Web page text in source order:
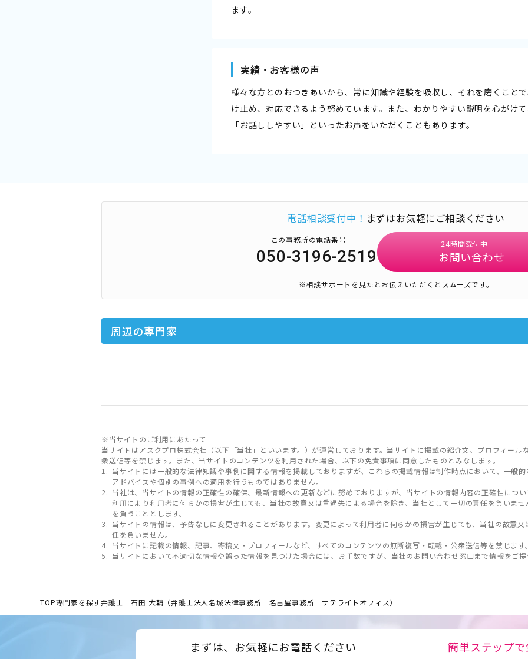
ます。
実績・お客様の声
様々な方とのおつきあいから、常に知識や経験を吸収し、それを磨くこと
け止め、対応できるよう努めています。また、わかりやすい説明を心がけ
「お話ししやすい」といったお声をいただくこともあります。
電話相談受付中！ まずはお気軽にご相談ください
この事務所の電話番号
050-3196-2519
24時間受付中
お問い合わせ
※相談サポートを見たとお伝えいただくとスムーズです。
周辺の専門家
※当サイトのご利用にあたって
当サイトはアスクプロ株式会社（以下「当社」といいます。）が運営しております。当サイトに掲載の紹介文、プロフィール
衆送信等を禁じます。また、当サイトのコンテンツを利用された場合、以下の免責事項に同意したものとみなします。
当サイトには一般的な法律知識や事例に関する情報を掲載しておりますが、これらの掲載情報は制作時点において、一般
アドバイスや個別の事例への適用を行うものではありません。
当社は、当サイトの情報の正確性の確保、最新情報への更新などに努めておりますが、当サイトの情報内容の正確性につ
利用により利用者に何らかの損害が生じても、当社の故意又は重過失による場合を除き、当社として一切の責任を負いま
を負うこととします。
当サイトの情報は、予告なしに変更されることがあります。変更によって利用者に何らかの損害が生じても、当社の故意
任を負いません。
当サイトに記載の情報、記事、寄稿文・プロフィールなど、すべてのコンテンツの無断複写・転載・公衆送信等を禁じます
当サイトにおいて不適切な情報や誤った情報を見つけた場合には、お手数ですが、当社のお問い合わせ窓口まで情報をご
TOP専門家を探す弁護士 石田 大輔（弁護士法人名城法律事務所 名古屋事務所 サテライトオフィス）
まずは、お気軽にお電話ください 簡単ステップ